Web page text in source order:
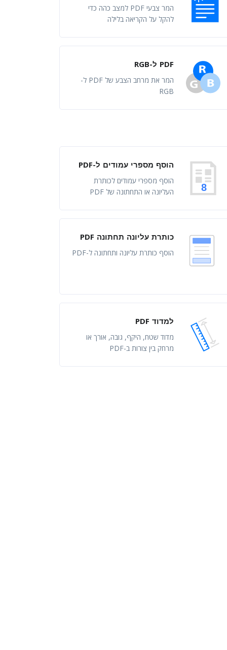
המר צבעי PDF למצב כהה כדי
להקל על הקריאה בלילה
PDF ל-RGB
המר את מרחב הצבע של PDF ל-
RGB
הוסף מספרי עמודים ל-PDF
הוסף מספרי עמודים לכותרת
העליונה או התחתונה של PDF
8
כותרת עליונה תחתונה PDF
הוסף כותרת עליונה ותחתונה ל-PDF
למדוד PDF
מדוד שטח, היקף, גובה, אורך או
מרחק בין צורות ב-PDF